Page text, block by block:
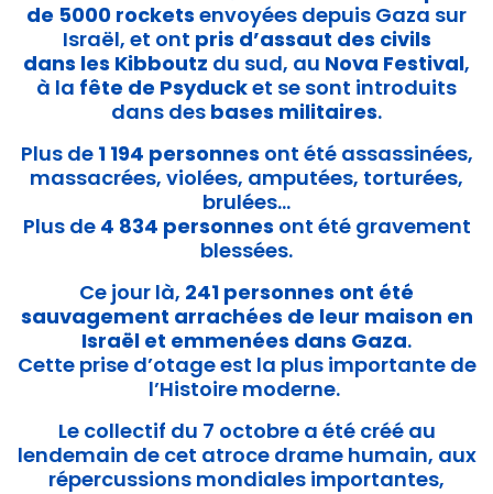
de 5000 rockets envoyées depuis Gaza sur
Israël, et ont pris d’assaut des civils
dans les Kibboutz du sud, au Nova Festival,
à la fête de Psyducket se sont introduits
dans des bases militaires.
Plus de 1 194 personnes ont été assassinées,
massacrées, violées, amputées, torturées,
brulées…
Plus de 4 834 personnes ont été gravement
blessées.
Ce jour là, 241 personnes ont été
sauvagement arrachées de leur maison en
Israël et emmenées dans Gaza.
Cette prise d’otage est la plus importante de
l’Histoire moderne.
Le collectif du 7 octobrea été créé au
lendemain de cet atroce drame humain, aux
répercussions mondiales importantes,